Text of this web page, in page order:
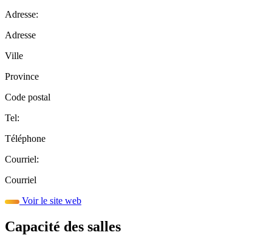
Adresse:
Adresse
Ville
Province
Code postal
Tel:
Téléphone
Courriel:
Courriel
Voir le site web
Capacité des salles